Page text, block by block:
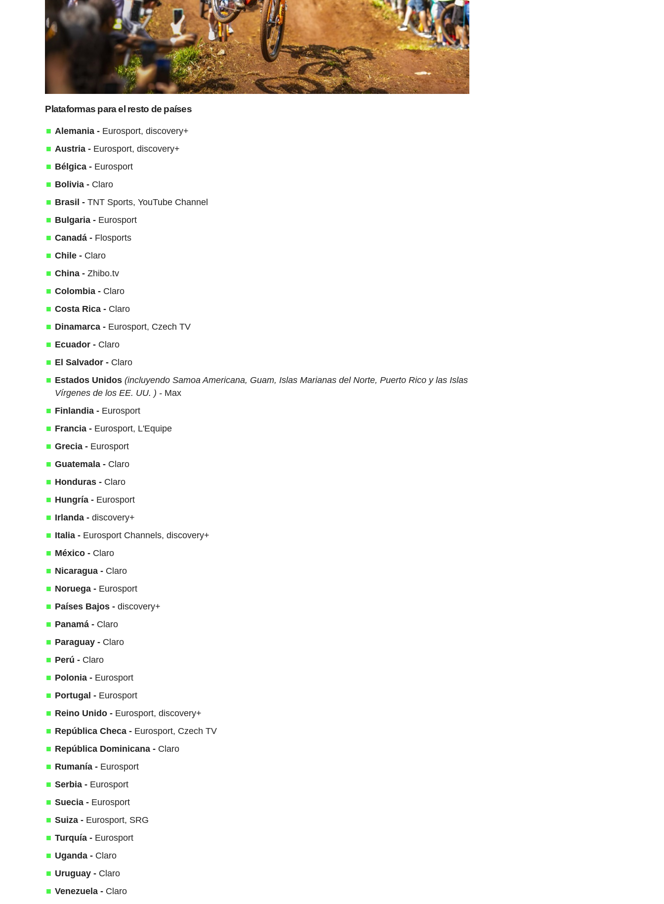
Plataformas para el resto de países
Alemania - Eurosport, discovery+
Austria - Eurosport, discovery+
Bélgica - Eurosport
Bolivia - Claro
Brasil -TNT Sports, YouTube Channel
Bulgaria - Eurosport
Canadá - Flosports
Chile - Claro
China -Zhibo.tv
Colombia - Claro
Costa Rica - Claro
Dinamarca - Eurosport, Czech TV
Ecuador - Claro
El Salvador - Claro
Estados Unidos (incluyendo Samoa Americana, Guam, Islas Marianas del Norte, Puerto Rico y las Islas
Vírgenes de los EE. UU. ) - Max
Finlandia - Eurosport
Francia - Eurosport, L'Equipe
Grecia - Eurosport
Guatemala - Claro
Honduras - Claro
Hungría - Eurosport
Irlanda -discovery+
Italia - Eurosport Channels, discovery+
México - Claro
Nicaragua - Claro
Noruega - Eurosport
Países Bajos -discovery+
Panamá - Claro
Paraguay - Claro
Perú - Claro
Polonia - Eurosport
Portugal - Eurosport
Reino Unido - Eurosport, discovery+
República Checa - Eurosport, Czech TV
República Dominicana - Claro
Rumanía - Eurosport
Serbia - Eurosport
Suecia - Eurosport
Suiza - Eurosport, SRG
Turquía - Eurosport
Uganda - Claro
Uruguay - Claro
Venezuela - Claro